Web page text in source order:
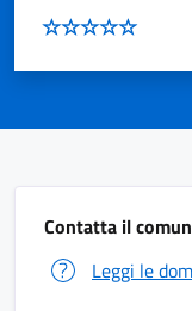
Contatta il
Leggi le